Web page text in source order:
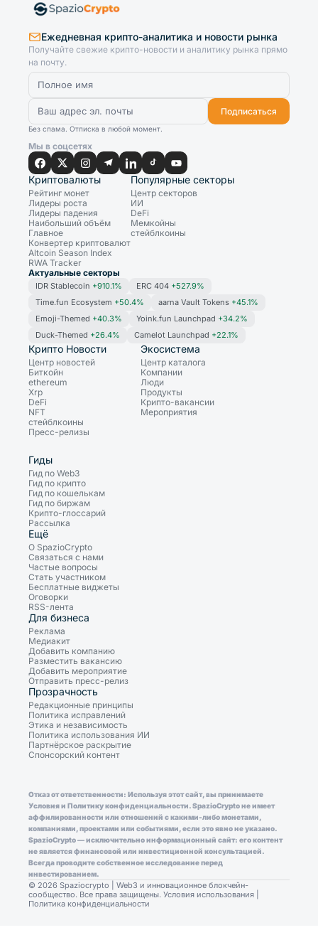
Ежедневная крипто-аналитика и новости рынка
Получайте свежие крипто-новости и аналитику рынка прямо
на почту.
Подписаться
Без спама. Отписка в любой момент.
Мы в соцсетях
Криптовалюты
Рейтинг монет
Лидеры роста
Лидеры падения
Наибольший объём
Главное
Конвертер криптовалют
Altcoin Season Index
RWA Tracker
Популярные секторы
Центр секторов
ИИ
DeFi
Мемкойны
стейблкоины
Актуальные секторы
IDR Stablecoin +910.1% ERC 404 +527.9%
Time.fun Ecosystem +50.4% aarna Vault Tokens +45.1%
Emoji-Themed +40.3% Yoink.fun Launchpad +34.2%
Duck-Themed +26.4% Camelot Launchpad +22.1%
Крипто Новости
Центр новостей
Биткойн
ethereum
Xrp
DeFi
NFT
стейблкоины
Пресс-релизы
Экосистема
Центр каталога
Компании
Люди
Продукты
Крипто-вакансии
Мероприятия
Гиды
Гид по Web3
Гид по крипто
Гид по кошелькам
Гид по биржам
Крипто-глоссарий
Рассылка
Ещё
О SpazioCrypto
Связаться с нами
Частые вопросы
Стать участником
Бесплатные виджеты
Оговорки
RSS-лента
Для бизнеса
Реклама
Медиакит
Добавить компанию
Разместить вакансию
Добавить мероприятие
Отправить пресс-релиз
Прозрачность
Редакционные принципы
Политика исправлений
Этика и независимость
Политика использования ИИ
Партнёрское раскрытие
Спонсорский контент
Отказ от ответственности: Используя этот сайт, вы принимаете
Условия и Политику конфиденциальности. SpazioCrypto не имеет
аффилированности или отношений с какими-либо монетами,
компаниями, проектами или событиями, если это явно не указано.
SpazioCrypto — исключительно информационный сайт: его контент
не является финансовой или инвестиционной консультацией.
Всегда проводите собственное исследование перед
инвестированием.
© 2026 Spaziocrypto | Web3 и инновационное блокчейн-
сообщество. Все права защищены. Условия использования
Политика конфиденциальности